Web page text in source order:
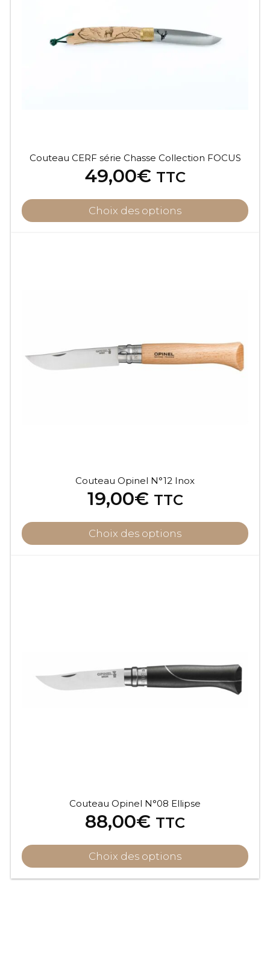
Couteau CERF série Chasse Collection FOCUS
49,00€ TTC
Choix des options
Couteau Opinel N°12 Inox
19,00€ TTC
Choix des options
Couteau Opinel N°08 Ellipse
88,00€ TTC
Choix des options